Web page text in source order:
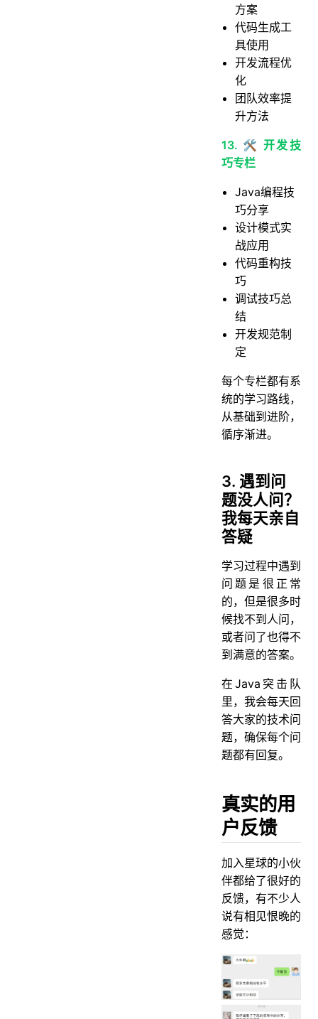
方案
代码生成工
具使用
开发流程优
化
团队效率提
升方法
13. 🛠️ 开发技
巧专栏
Java编程技
巧分享
设计模式实
战应用
代码重构技
巧
调试技巧总
结
开发规范制
定
每个专栏都有系
统的学习路线，
从基础到进阶，
循序渐进。
3. 遇到问
题没人问？
我每天亲自
答疑
学习过程中遇到
问题是很正常
的，但是很多时
候找不到人问，
或者问了也得不
到满意的答案。
在Java突击队
里，我会每天回
答大家的技术问
题，确保每个问
题都有回复。
真实的用
户反馈
加入星球的小伙
伴都给了很好的
反馈，有不少人
说有相见恨晚的
感觉：